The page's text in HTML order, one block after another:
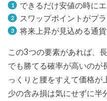
できるだけ安値の時に
スワップポイントがプ
将来上昇が見込める通
この3つの要素があれば、
でも勝てる確率が高いのが
っくりと腰をすえて価格が
少の含み損は気にせずに半